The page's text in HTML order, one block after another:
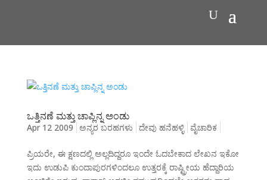
ಒತ್ತಿನಣೆ ಮತ್ತು ಚಾಪ್ಲಿನ್ನ ಅಂಡು
Apr 12 2009 ಅನ್ಯರ ಬರಹಗಳು ದೇವು ಹನೆಹಳ್ಳಿ ವೈಚಾರಿಕ
ಪ್ರಿಯರೇ, ಈ ಕ್ಷಣದಲ್ಲಿ ಅಲ್ಲದಿದ್ದರೂ ಇಂದೇ ಓದಬೇಕಾದ ಲೇಖನ ಇಕೋ
ಇದು ಉಡುಪಿ ಕುಂದಾಪುರಗಳಿಂದಲೂ ಉತ್ತರಕ್ಕೆ ರಾಷ್ಟ್ರೀಯ ಹೆದ್ದಾರಿಯ